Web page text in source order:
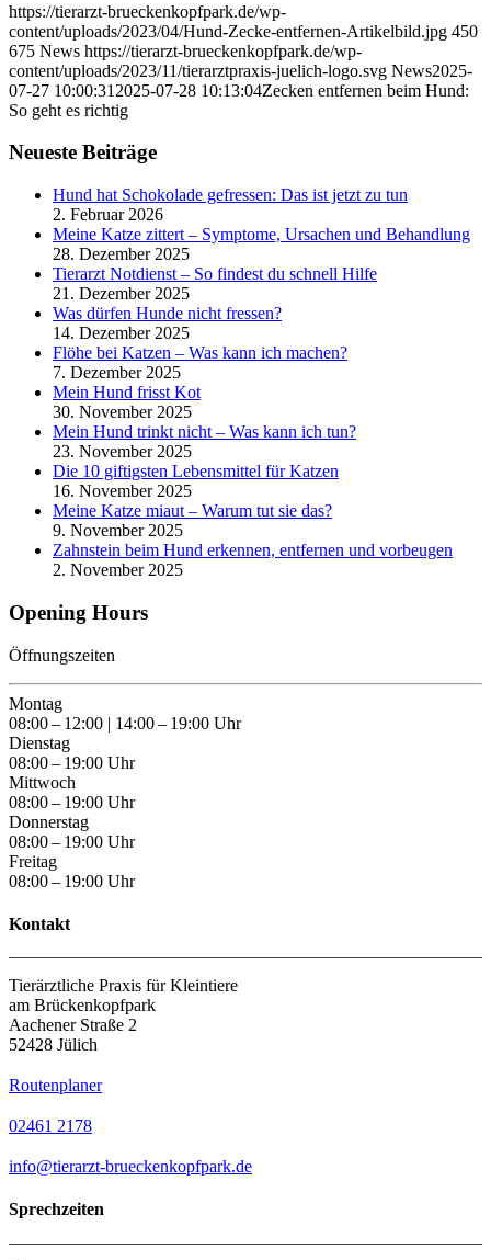
https://tierarzt-brueckenkopfpark.de/wp-
content/uploads/2023/04/Hund-Zecke-entfernen-Artikelbild.jpg 450
675 News https://tierarzt-brueckenkopfpark.de/wp-
content/uploads/2023/11/tierarztpraxis-juelich-logo.svg News2025-
07-27 10:00:31 2025-07-28 10:13:04Zecken entfernen beim Hund:
So geht es richtig
Neueste Beiträge
Hund hat Schokolade gefressen: Das ist jetzt zu tun
2. Februar 2026
Meine Katze zittert – Symptome, Ursachen und Behandlung
28. Dezember 2025
Tierarzt Notdienst – So findest du schnell Hilfe
21. Dezember 2025
Was dürfen Hunde nicht fressen?
14. Dezember 2025
Flöhe bei Katzen – Was kann ich machen?
7. Dezember 2025
Mein Hund frisst Kot
30. November 2025
Mein Hund trinkt nicht – Was kann ich tun?
23. November 2025
Die 10 giftigsten Lebensmittel für Katzen
16. November 2025
Meine Katze miaut – Warum tut sie das?
9. November 2025
Zahnstein beim Hund erkennen, entfernen und vorbeugen
2. November 2025
Opening Hours
Öffnungszeiten
Montag
08:00 – 12:00 | 14:00 – 19:00 Uhr
Dienstag
08:00 – 19:00 Uhr
Mittwoch
08:00 – 19:00 Uhr
Donnerstag
08:00 – 19:00 Uhr
Freitag
08:00 – 19:00 Uhr
Kontakt
Tierärztliche Praxis für Kleintiere
am Brückenkopfpark
Aachener Straße 2
52428 Jülich
Routenplaner
02461 2178
info@tierarzt-brueckenkopfpark.de
Sprechzeiten